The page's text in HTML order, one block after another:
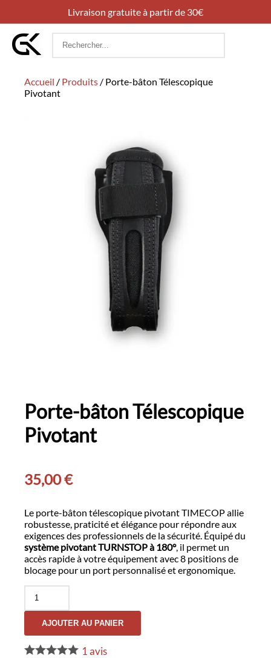
Livraison gratuite à partir de 30€
Rechercher
Accueil / Produits / Porte-bâton Télescopique
Pivotant
Porte-bâton Télescopique
Pivotant
35,00€
Le porte-bâton télescopique pivotant TIMECOP allie
robustesse, praticité et élégance pour répondre aux
exigences des professionnels de la sécurité. Équipé du
système pivotant TURNSTOP à 180°, il permet un
accès rapide à votre équipement avec 8 positions de
blocage pour un port personnalisé et ergonomique.
quantité
Porte-
bâton
Télescopique
Pivotant
AJOUTER AU PANIER
1avis